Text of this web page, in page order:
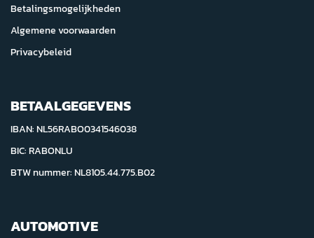
Betalingsmogelijkheden
Algemene voorwaarden
Privacybeleid
BETAALGEGEVENS
IBAN: NL56RABO0341546038
BIC: RABONLU
BTW nummer: NL8105.44.775.B02
AUTOMOTIVE